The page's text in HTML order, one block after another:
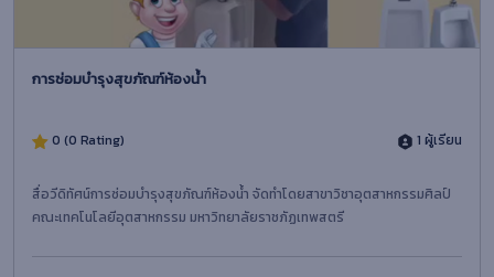
การซ่อมบำรุงสุขภัณฑ์ห้องน้ำ
0 (0 Rating) 1 ผู้เรียน
สื่อวีดิทัศน์การซ่อมบำรุงสุขภัณฑ์ห้องน้ำ จัดทำโดยสาขาวิชาอุตสาหกรรมศิลป์
คณะเทคโนโลยีอุตสาหกรรม มหาวิทยาลัยราชภัฏเทพสตรี